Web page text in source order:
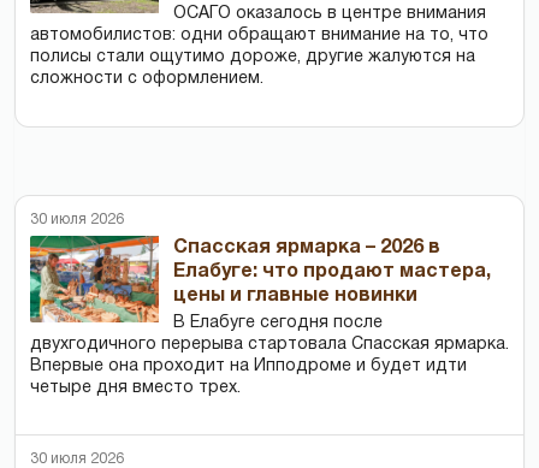
ОСАГО оказалось в центре внимания
автомобилистов: одни обращают внимание на то, что
полисы стали ощутимо дороже, другие жалуются на
сложности с оформлением.
30 июля 2026
Спасская ярмарка – 2026 в
Елабуге: что продают мастера,
цены и главные новинки
В Елабуге сегодня после
двухгодичного перерыва стартовала Спасская ярмарка.
Впервые она проходит на Ипподроме и будет идти
четыре дня вместо трех.
30 июля 2026